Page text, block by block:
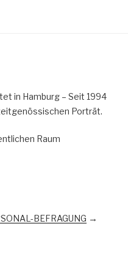
in Hamburg – Seit 1994
Porträt.
Raum
BEFRAGUNG →